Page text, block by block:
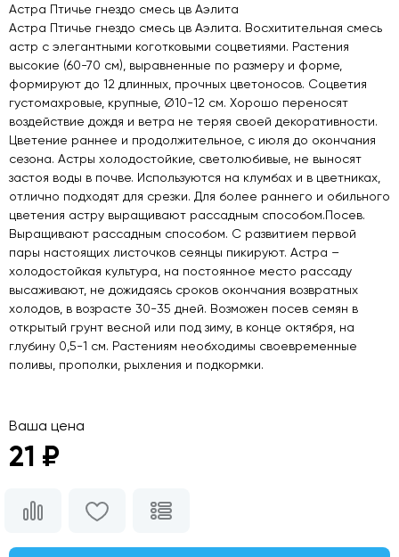
Астра Птичье гнездо смесь цв Аэлита
Астра Птичье гнездо смесь цв Аэлита. Восхитительная смесь
астр с элегантными коготковыми соцветиями. Растения
высокие (60-70 см), выравненные по размеру и форме,
формируют до 12 длинных, прочных цветоносов. Соцветия
густомахровые, крупные, Ø10-12 см. Хорошо переносят
воздействие дождя и ветра не теряя своей декоративности.
Цветение раннее и продолжительное, с июля до окончания
сезона. Астры холодостойкие, светолюбивые, не выносят
застоя воды в почве. Используются на клумбах и в цветниках,
отлично подходят для срезки. Для более раннего и обильного
цветения астру выращивают рассадным способом.Посев.
Выращивают рассадным способом. С развитием первой
пары настоящих листочков сеянцы пикируют. Астра –
холодостойкая культура, на постоянное место рассаду
высаживают, не дожидаясь сроков окончания возвратных
холодов, в возрасте 30-35 дней. Возможен посев семян в
открытый грунт весной или под зиму, в конце октября, на
глубину 0,5-1 см. Растениям необходимы своевременные
поливы, прополки, рыхления и подкормки.
Ваша цена
21 ₽